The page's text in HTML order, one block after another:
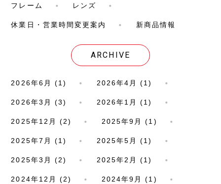
フレーム レンズ
休業日・営業時間変更案内 新商品情報
ARCHIVE
2026年6月 (1) 2026年4月 (1)
2026年3月 (3) 2026年1月 (1)
2025年12月 (2) 2025年9月 (1)
2025年7月 (1) 2025年5月 (1)
2025年3月 (2) 2025年2月 (1)
2024年12月 (2) 2024年9月 (1)